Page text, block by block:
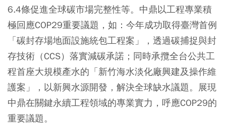
6.4條促進全球碳市場完整性等。中鼎以工程專業積
極回應COP29重要議題，如：今年成功取得臺灣首例
「碳封存場地面設施統包工程案」，透過碳捕捉與封
存技術（CCS）落實減碳承諾；同時承攬全台公共工
程首座大規模產水的「新竹海水淡化廠興建及操作維
護案」，以新興水源開發，解決全球缺水議題。展現
中鼎在關鍵永續工程領域的專業實力，呼應COP29的
重要議題。